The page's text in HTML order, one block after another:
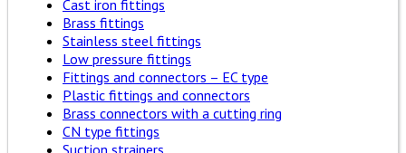
Cast iron fittings
Brass fittings
Stainless steel fittings
Low pressure fittings
Fittings and connectors – EC type
Plastic fittings and connectors
Brass connectors with a cutting ring
CN type fittings
Suction strainers